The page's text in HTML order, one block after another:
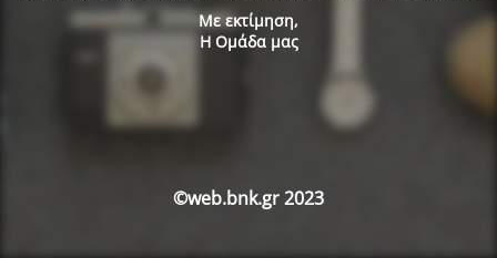
Με εκτίμηση,
Η Ομάδα μας
©web.bnk.gr 2023